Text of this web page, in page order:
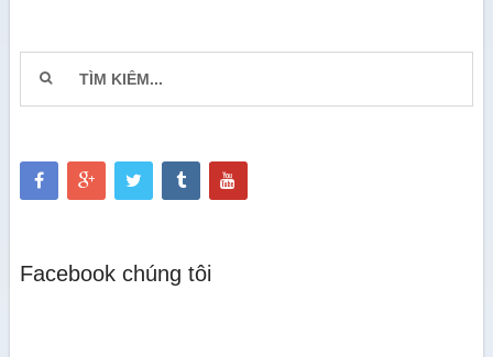
Facebook chúng tôi